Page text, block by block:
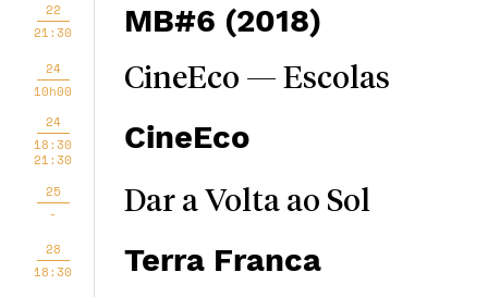
22
21:30
MB#6 (2018)
24
10h00
CineEco — Escolas
24
18:30
21:30
CineEco
25
-
Dar a Volta ao Sol
28
18:30
Terra Franca